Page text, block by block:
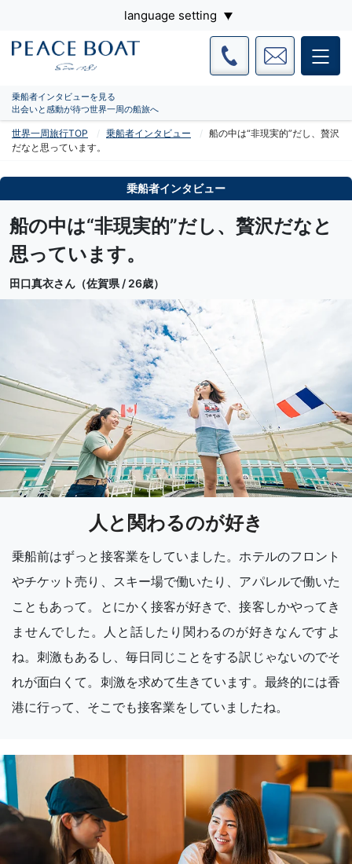
language setting
乗船者インタビューを見る
出会いと感動が待つ世界一周の船旅へ
世界一周旅行TOP 乗船者インタビュー
船の中は“非現実的”だし、贅沢
だなと思っています。
乗船者インタビュー
船の中は“非現実的”だし、贅沢だなと
思っています。
田口真衣さん（佐賀県 / 26歳）
人と関わるのが好き
乗船前はずっと接客業をしていました。ホテルのフロント
やチケット売り、スキー場で働いたり、アパレルで働いた
こともあって。とにかく接客が好きで、接客しかやってき
ませんでした。人と話したり関わるのが好きなんですよ
ね。刺激もあるし、毎日同じことをする訳じゃないのでそ
れが面白くて。刺激を求めて生きています。最終的には香
港に行って、そこでも接客業をしていましたね。